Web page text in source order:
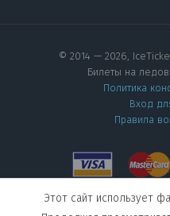
© 2014 — 2026,
Билеты на
Политика
Вход
Правила
Этот сайт использует